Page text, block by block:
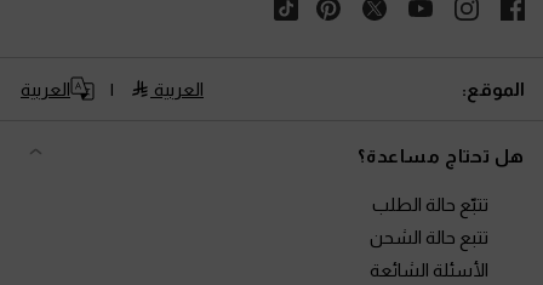
الموقع: العربية العربية
هل تحتاج مساعدة؟
تتبّع حالة الطلب
تتبع حالة الشحن
الأسئلة الشائعة